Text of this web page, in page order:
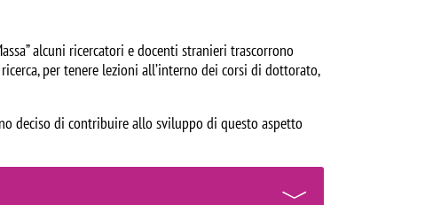
alcuni ricercatori e docenti stranieri trascorrono
per tenere lezioni all’interno dei corsi di dottorato,
deciso di contribuire allo sviluppo di questo aspetto